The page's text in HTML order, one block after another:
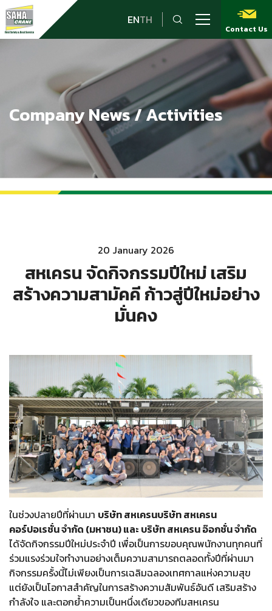
ENTH
Contact Us
Company News / Activities
20 January 2026
สหเครน จัดกิจกรรมปีใหม่ เสริม
สร้างความสามัคคี ก้าวสู่ปีใหม่อย่าง
มั่นคง
ในช่วงปลายปีที่ผ่านมา บริษัท สหเครนบริษัท สหเครน
คอร์ปอเรชั่น จำกัด (มหาชน) และ บริษัท สหเครน อ๊อกชั่น จำกัด
ได้จัดกิจกรรมปีใหม่ประจำปี เพื่อเป็นการขอบคุณพนักงานทุกคนที่
ร่วมแรงร่วมใจทำงานอย่างเต็มความสามารถตลอดทั้งปีที่ผ่านมา
กิจกรรมครั้งนี้ไม่เพียงเป็นการเฉลิมฉลองเทศกาลแห่งความสุข
แต่ยังเป็นโอกาสสำคัญในการสร้างความสัมพันธ์อันดี เสริมสร้าง
กำลังใจ และตอกย้ำความเป็นหนึ่งเดียวของทีมสหเครน